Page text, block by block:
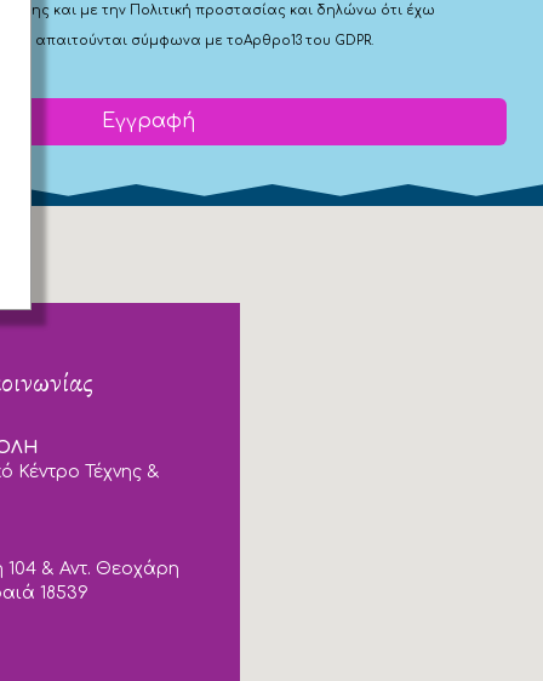
και με την Πολιτική προστασίας και δηλώνω ότι έχω
που απαιτούνται σύμφωνα με τοΑρθρο13 του GDPR.
Εγγραφή
Κέντρο Τέχνης &
104 & Αντ. Θεοχάρη
18539